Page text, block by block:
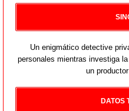
Un enigmático detective
personales mientras investiga
un
DATOS